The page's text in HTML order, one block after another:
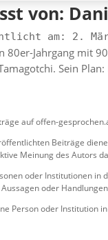
von:
am: 2.
80er-Jahrgang mit
Sein
auf offen-
Beiträge
Meinung des Autors
oder Institutionen
oder
Person oder Institution